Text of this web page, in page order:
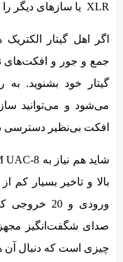
XLR یا سازهای دیگر را با بالاترین کیفیت ممکن بازتولید کنید.
جمع و جور و افکت‌های
می‌شود و می‌توانید
افکت بی‌نظیر دسترسی
ورودی و
چیزی است که دنبال آن